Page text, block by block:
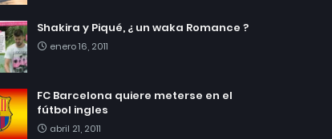
Shakira y Piqué, ¿ un waka Romance ?
enero 16, 2011
FC Barcelona quiere meterse en el
fútbol ingles
abril 21, 2011